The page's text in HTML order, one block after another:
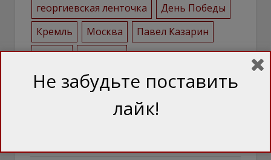
георгиевская ленточка
День Победы
Кремль
Москва
Павел Казарин
Россия
Украина
Не забудьте поставить
лайк!